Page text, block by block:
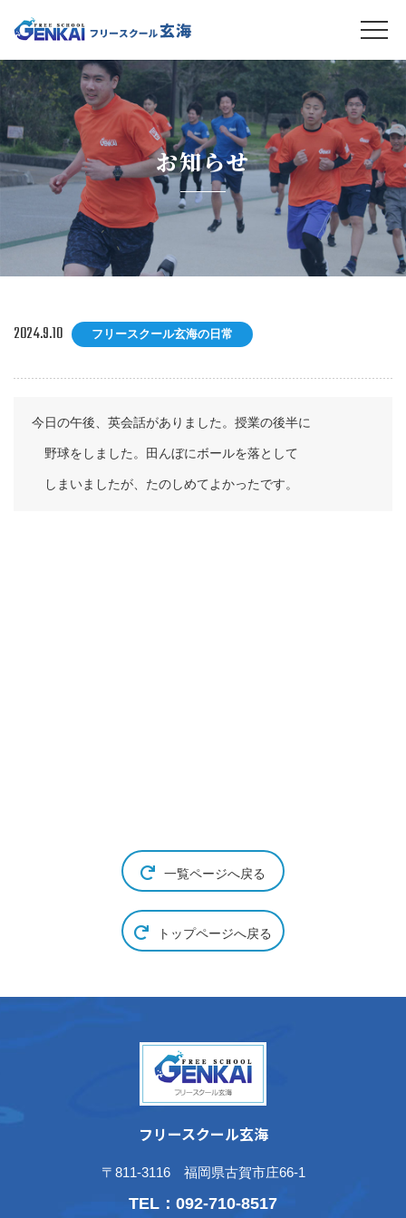
お知らせ
2024.9.10 フリースクール玄海の日常
今日の午後、英会話がありました。授業の後半に
野球をしました。田んぼにボールを落として
しまいましたが、たのしめてよかったです。
一覧ページへ戻る
トップページへ戻る
フリースクール玄海
〒811-3116 福岡県古賀市庄66-1
TEL： 092-710-8517